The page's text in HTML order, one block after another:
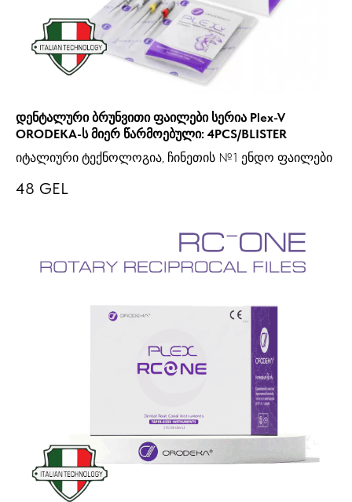
დენტალური ბრუნვითი ფაილები სერია Plex-V
ORODEKA-ს მიერ წარმოებული: 4PCS/BLISTER
იტალიური ტექნოლოგია, ჩინეთის №1 ენდო ფაილები
48 GEL